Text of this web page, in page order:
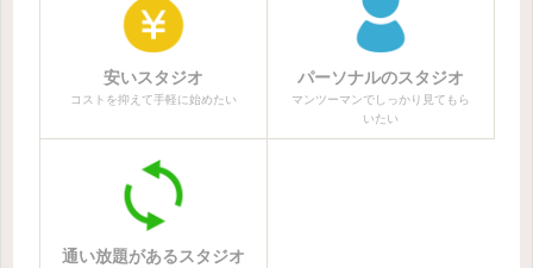
安いスタジオ
コストを抑えて手軽に始めたい
パーソナルのスタジオ
マンツーマンでしっかり見てもら
いたい
通い放題があるスタジオ